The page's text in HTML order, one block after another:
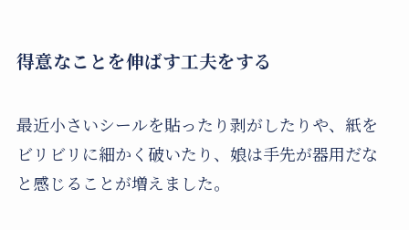
得意なことを伸ばす工夫をする
最近小さいシールを貼ったり剥がしたりや、紙を
ビリビリに細かく破いたり、娘は手先が器用だな
と感じることが増えました。